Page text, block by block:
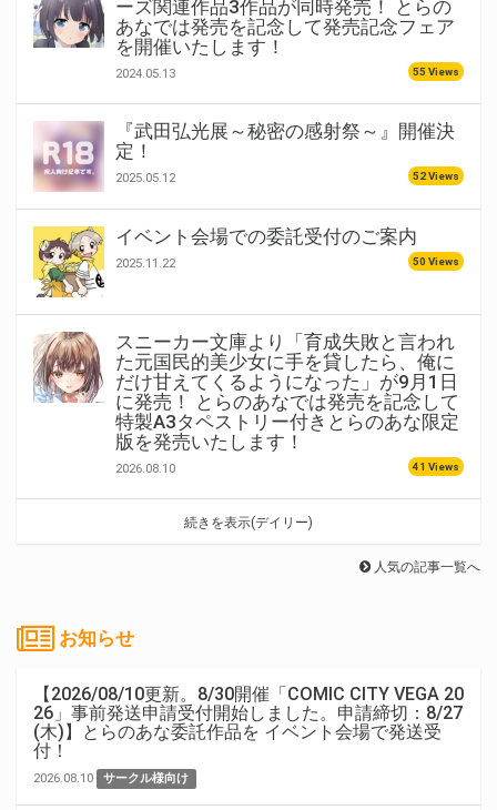
ーズ関連作品3作品が同時発売！ とらの
あなでは発売を記念して発売記念フェア
を開催いたします！
2024.05.13 55 Views
『武田弘光展～秘密の感射祭～』開催決
定！
2025.05.12 52 Views
イベント会場での委託受付のご案内
2025.11.22 50 Views
スニーカー文庫より「育成失敗と言われ
た元国民的美少女に手を貸したら、俺に
だけ甘えてくるようになった」が9月1日
に発売！ とらのあなでは発売を記念して
特製A3タペストリー付きとらのあな限定
版を発売いたします！
2026.08.10 41 Views
続きを表示(デイリー)
人気の記事一覧へ
お知らせ
【2026/08/10更新。8/30開催「COMIC CITY VEGA 20
26」事前発送申請受付開始しました。申請締切：8/27
(木)】とらのあな委託作品を イベント会場で発送受
付！
2026.08.10 サークル様向け